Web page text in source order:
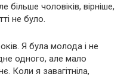
більше чоловіків, вірніше,
не було.
Я була молода і не
одного, але мало
Коли я завагітніла,